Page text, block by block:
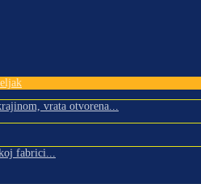
vrata otvorena...
fabrici...